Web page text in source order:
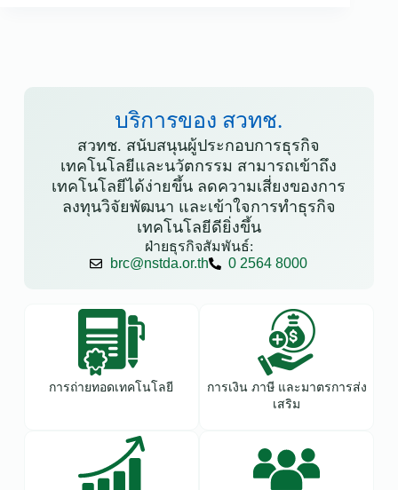
บริการของ สวทช.
สวทช. สนับสนุนผู้ประกอบการธุรกิจ
เทคโนโลยีและนวัตกรรม สามารถเข้าถึง
เทคโนโลยีได้ง่ายขึ้น ลดความเสี่ยงของการ
ลงทุนวิจัยพัฒนา และเข้าใจการทำธุรกิจ
เทคโนโลยีดียิ่งขึ้น
ฝ่ายธุรกิจสัมพันธ์:
brc@nstda.or.th
0 2564 8000
การถ่ายทอดเทคโนโลยี
การเงิน ภาษี และมาตรการส่ง
เสริม